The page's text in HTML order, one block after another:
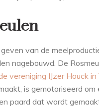
van de
nagebouwd. De
vereniging IJzer Houck
is gemotoriseerd
paard dat wordt